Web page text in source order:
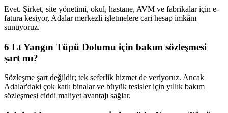
Evet. Şirket, site yönetimi, okul, hastane, AVM ve fabrikalar için e-
fatura kesiyor, Adalar merkezli işletmelere cari hesap imkânı
sunuyoruz.
6 Lt Yangın Tüpü Dolumu için bakım sözleşmesi
şart mı?
Sözleşme şart değildir; tek seferlik hizmet de veriyoruz. Ancak
Adalar'daki çok katlı binalar ve büyük tesisler için yıllık bakım
sözleşmesi ciddi maliyet avantajı sağlar.